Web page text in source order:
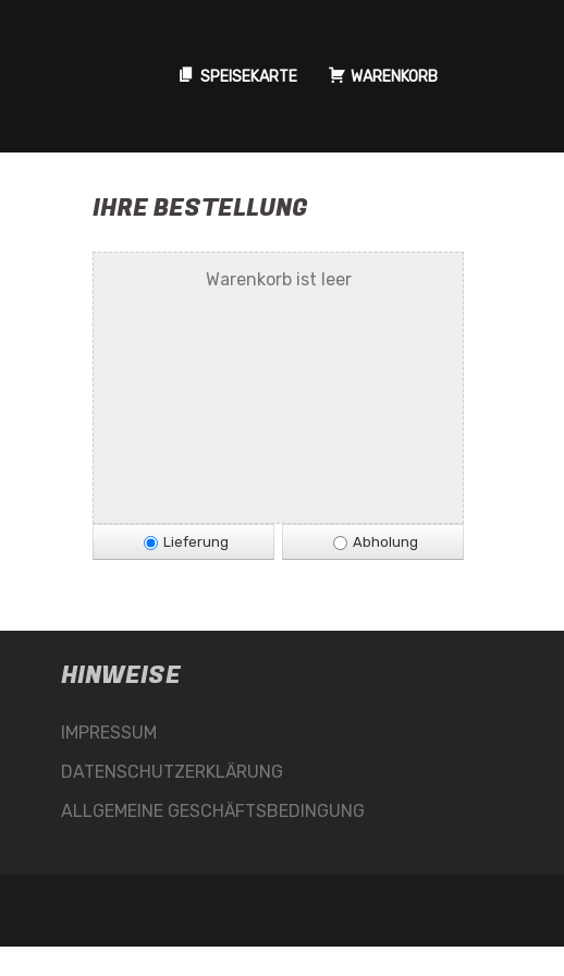
SPEISEKARTE WARENKORB
IHRE BESTELLUNG
Warenkorb ist leer
Lieferung Abholung
HINWEISE
IMPRESSUM
DATENSCHUTZERKLÄRUNG
ALLGEMEINE GESCHÄFTSBEDINGUNG